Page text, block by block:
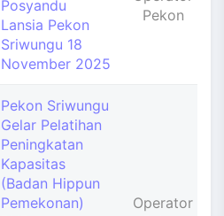
Posyandu
Lansia Pekon
Sriwungu 18
November 2025
Pekon
Pekon Sriwungu
Gelar Pelatihan
Peningkatan
Kapasitas
(Badan Hippun
Pemekonan)
Operator